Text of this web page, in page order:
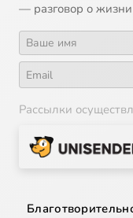
— разговор о
Рассылки